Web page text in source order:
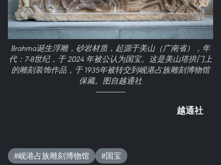
Brahma诞生浮雕，砂岩材质，起源于美山（广南省），年
代：7-8世纪，于 2024 年被公认为国宝。这是美山塔拱门上
的雕刻装饰作品，于 1935年被转交到岘港占族雕刻博物馆
保藏。图自越通社
越通社
#岘港占族雕刻博物馆 #国宝